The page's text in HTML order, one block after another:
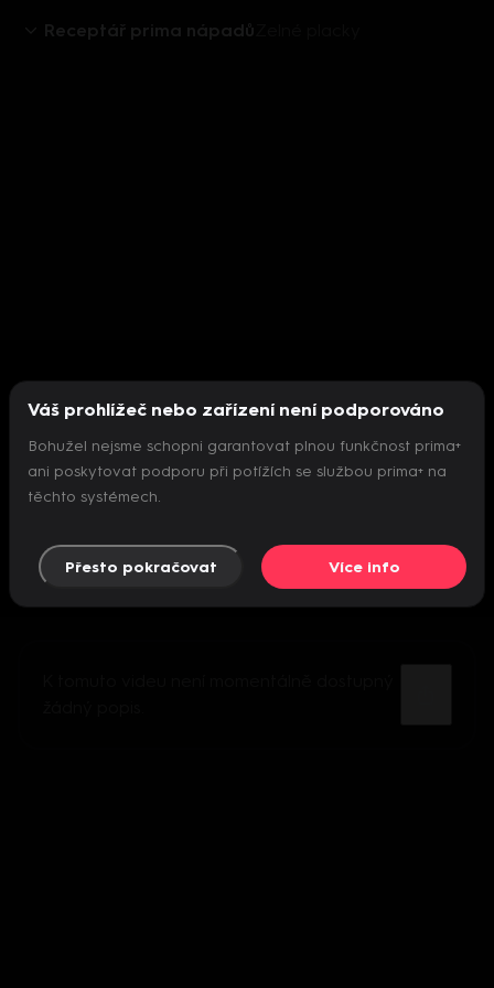
Receptář prima nápadů
Nepodařilo se inicializovat přehrávač
Váš prohlížeč nebo zařízení není podporováno
Bohužel nejsme schopni garantovat plnou funkčnost prima+
ani poskytovat podporu při potížích se službou prima+ na
těchto systémech.
Přesto pokračovat Více info